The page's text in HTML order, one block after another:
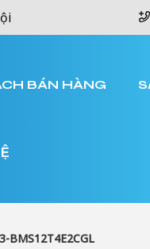
BÁN HÀNG
BMS12T4E2CGL